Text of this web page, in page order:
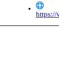
https://